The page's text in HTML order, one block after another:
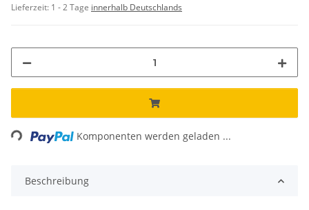
Lieferzeit: 1 - 2 Tage innerhalb Deutschlands
Komponenten werden geladen ...
Beschreibung